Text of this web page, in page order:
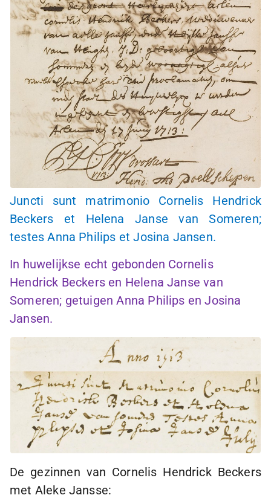
Juncti sunt matrimonio Cornelis Hendrick
Beckers et Helena Janse van Someren;
testes Anna Philips et Josina Jansen.
In huwelijkse echt gebonden Cornelis
Hendrick Beckers en Helena Janse van
Someren; getuigen Anna Philips en Josina
Jansen.
De gezinnen van Cornelis Hendrick Beckers
met Aleke Jansse: